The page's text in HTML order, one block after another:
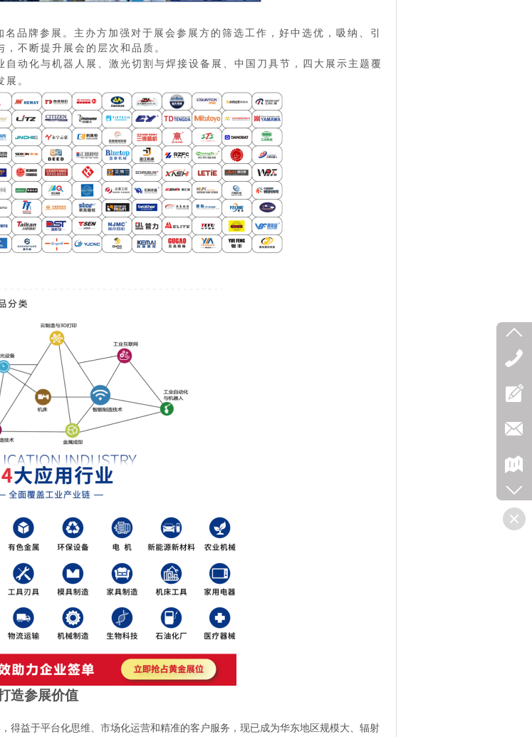
名品牌参展。主办方加强对于展会参展方的筛选工作，好中选优，吸纳、引
不断提升展会的层次和品质。
自动化与机器人展、激光切割与焊接设备展、中国刀具节，四大展示主题覆
。
造参展价值
得益于平台化思维、市场化运营和精准的客户服务，现已成为华东地区规模大、辐射